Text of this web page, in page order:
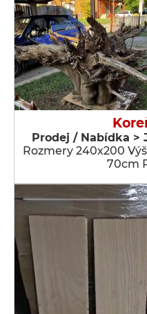
Prodej / Nabídka >
Rozmery 240x200
70cm